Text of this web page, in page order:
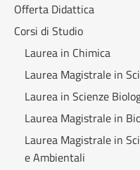
Offerta Didattica
Corsi di Studio
Laurea in Chimica
Laurea Magistrale in
Laurea in Scienze
Laurea Magistrale in
Laurea Magistrale in
e Ambientali